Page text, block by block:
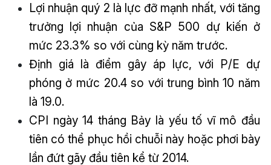
Lợi nhuận quý 2 là lực đỡ mạnh nhất, với tăng
trưởng lợi nhuận của S&P 500 dự kiến ở
mức 23.3% so với cùng kỳ năm trước.
Định giá là điểm gây áp lực, với P/E dự
phóng ở mức 20.4 so với trung bình 10 năm
là 19.0.
CPI ngày 14 tháng Bảy là yếu tố vĩ mô đầu
tiên có thể phục hồi chuỗi này hoặc phơi bày
lần đứt gãy đầu tiên kể từ 2014.